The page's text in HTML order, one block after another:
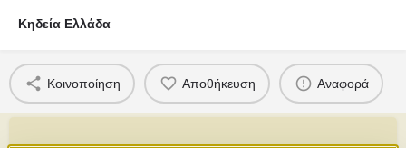
Κηδεία Ελλάδα
Κοινοποίηση Αποθήκευση Αναφορά